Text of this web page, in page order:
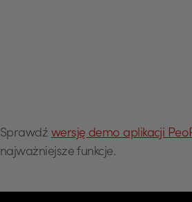
Sprawdź wersję demo aplikacji
najważniejsze funkcje.